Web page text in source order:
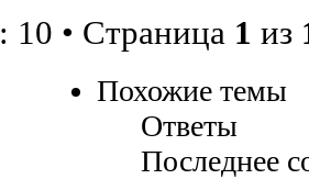
• Страница 1 из
Похожие темы
Ответы
Последнее